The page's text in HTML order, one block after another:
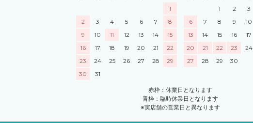
1
2
3 4 5 6 7
8
9
10 11 12 13 14
15
16
17 18 19 20 21
22
23
24 25 26 27 28
29
30
31
1
2 3
6
7 8 9 10
13
14 15 16 17
20
21 22 23 24
27
28 29 30
赤枠：休業日となります
青枠：臨時休業日となります
※実店舗の営業日と異なります